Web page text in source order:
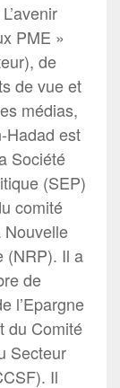
PME »
de
de vue et
médias,
Hadad est
Société
(SEP)
comité
Nouvelle
(NRP). Il a
de
l’Epargne
du Comité
Secteur
Il